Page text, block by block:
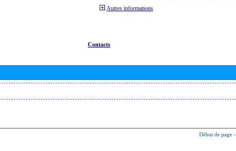
Autres informations
Contacts
Début de page -